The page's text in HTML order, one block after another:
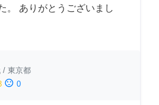
。 ありがとうございまし
/ 東京都
sentiment_dissatisfied 0